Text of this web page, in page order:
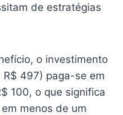
de estratégias
o investimento
497) paga-se em
100, o que significa
menos de um